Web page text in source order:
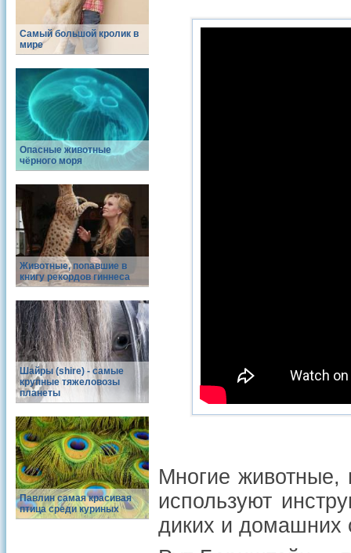
Самый большой кролик в
мире
Опасные животные
чёрного моря
Животные, попавшие в
книгу рекордов гиннеса
Шайры (shire) - самые
крупные тяжеловозы
планеты
Павлин самая красивая
птица среди куриных
Многие
используют
диких и домашних